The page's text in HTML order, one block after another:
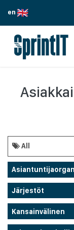
en
All
Järjestöt
Kansainvälinen